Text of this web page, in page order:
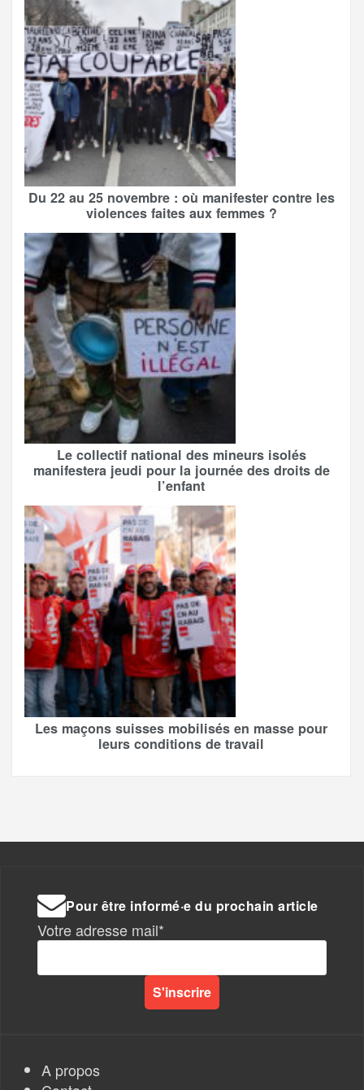
Du 22 au 25 novembre : où manifester contre les
violences faites aux femmes ?
Le collectif national des mineurs isolés
manifestera jeudi pour la journée des droits de
l’enfant
Les maçons suisses mobilisés en masse pour
leurs conditions de travail
Pour être informé·e du prochain article
Votre adresse mail*
A propos